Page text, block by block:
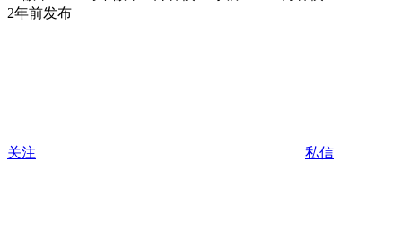
2年前发布
关注 私信